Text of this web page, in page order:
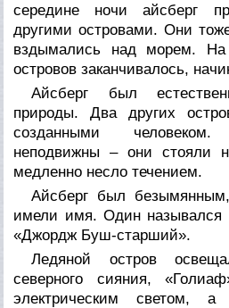
середине ночи айсберг
другими островами. Они
вздымались над морем. На
островов заканчивалось,
Айсберг был
природы. Два других
созданными
неподвижны – они стояли
медленно несло течением.
Айсберг был
имели имя. Один назывался
«Джордж Буш-старший».
Ледяной остров
северного сияния,
электрическим светом, а